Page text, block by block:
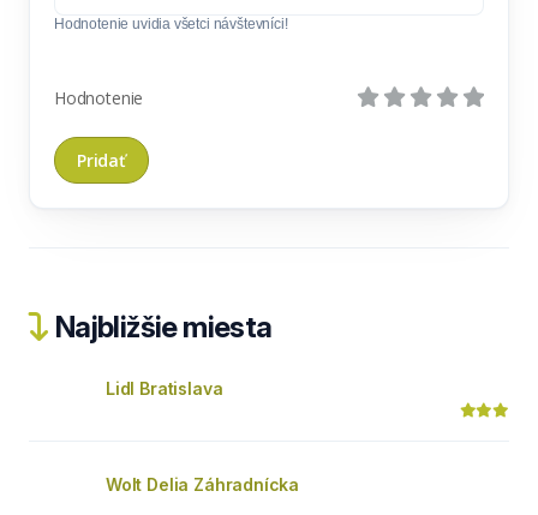
Hodnotenie uvidia všetci návštevníci!
Hodnotenie
Najbližšie miesta
Lidl Bratislava
Wolt Delia Záhradnícka